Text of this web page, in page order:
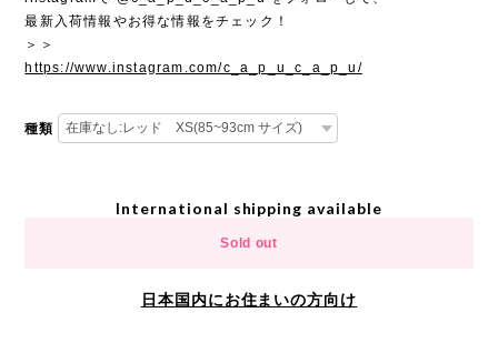
最新入荷情報やお得な情報をチェック！
＞＞
https://www.instagram.com/c_a_p_u_c_a_p_u/
種類
International shipping available
Sold out
日本国内にお住まいの方向け